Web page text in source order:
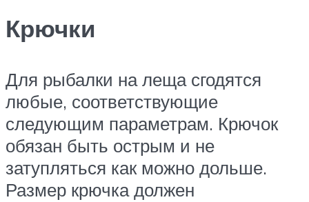
Крючки
Для рыбалки на леща сгодятся
любые, соответствующие
следующим параметрам. Крючок
обязан быть острым и не
затупляться как можно дольше.
Размер крючка должен